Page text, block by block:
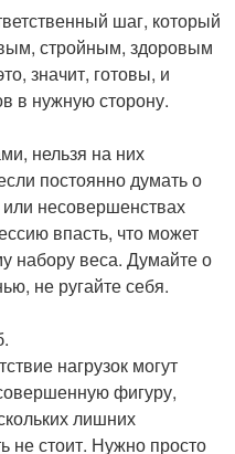
шаг, который
стройным, здоровым
значит, готовы, и
в нужную сторону.
нельзя на них
постоянно думать о
несовершенствах
впасть, что может
набору веса. Думайте о
не ругайте себя.
нагрузок могут
фигуру,
лишних
не стоит. Нужно просто